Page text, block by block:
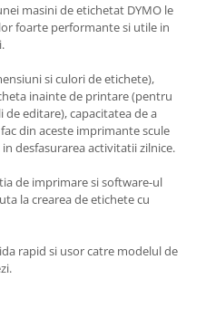
masini de etichetat DYMO le
foarte performante si utile in
si culori de etichete),
inainte de printare (pentru
editare), capacitatea de a
din aceste imprimante scule
desfasurarea activitatii zilnice.
de imprimare si software-ul
la crearea de etichete cu
rapid si usor catre modelul de